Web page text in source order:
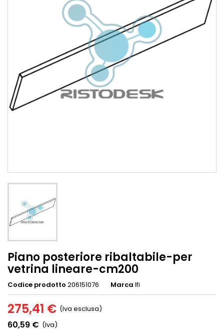
Piano posteriore ribaltabile-per
vetrina lineare-cm200
Codice prodotto 206151076 Marca Ifi
275,41 € (Iva esclusa)
60,59 € (Iva)